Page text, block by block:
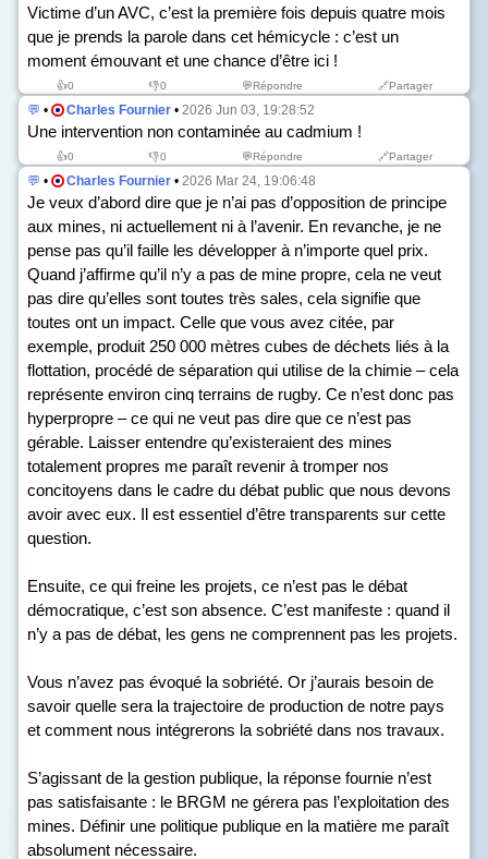
Victime d’un AVC, c’est la première fois depuis quatre mois
que je prends la parole dans cet hémicycle : c’est un
moment émouvant et une chance d’être ici !
👍0 👎0 💬Répondre 🔗Partager
💬 • Charles Fournier • 2026 Jun 03, 19:28:52
Une intervention non contaminée au cadmium !
👍0 👎0 💬Répondre 🔗Partager
💬 • Charles Fournier • 2026 Mar 24, 19:06:48
Je veux d’abord dire que je n’ai pas d’opposition de principe
aux mines, ni actuellement ni à l’avenir. En revanche, je ne
pense pas qu’il faille les développer à n’importe quel prix.
Quand j’affirme qu’il n’y a pas de mine propre, cela ne veut
pas dire qu’elles sont toutes très sales, cela signifie que
toutes ont un impact. Celle que vous avez citée, par
exemple, produit 250 000 mètres cubes de déchets liés à la
flottation, procédé de séparation qui utilise de la chimie – cela
représente environ cinq terrains de rugby. Ce n’est donc pas
hyperpropre – ce qui ne veut pas dire que ce n’est pas
gérable. Laisser entendre qu’existeraient des mines
totalement propres me paraît revenir à tromper nos
concitoyens dans le cadre du débat public que nous devons
avoir avec eux. Il est essentiel d’être transparents sur cette
question.
Ensuite, ce qui freine les projets, ce n’est pas le débat
démocratique, c’est son absence. C’est manifeste : quand il
n’y a pas de débat, les gens ne comprennent pas les projets.
Vous n’avez pas évoqué la sobriété. Or j’aurais besoin de
savoir quelle sera la trajectoire de production de notre pays
et comment nous intégrerons la sobriété dans nos travaux.
S’agissant de la gestion publique, la réponse fournie n’est
pas satisfaisante : le BRGM ne gérera pas l’exploitation des
mines. Définir une politique publique en la matière me paraît
absolument nécessaire.